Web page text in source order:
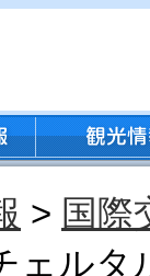
> 国際
ェルタ